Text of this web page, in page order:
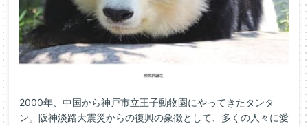
2000年、中国から神戸市立王子動物園にやってきたタンタ
ン。阪神淡路大震災からの復興の象徴として、多くの人々に愛